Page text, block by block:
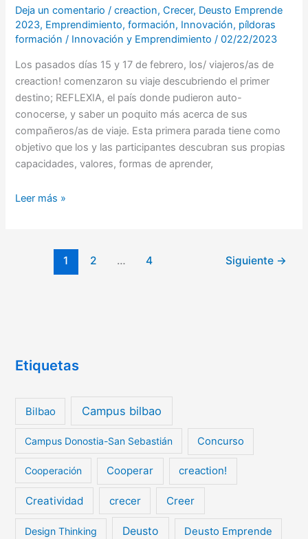
Deja un comentario /creaction,Crecer, Deusto Emprende
2023, Emprendimiento,formación, Innovación, píldoras
formación / Innovación y Emprendimiento/02/22/2023
Los pasados días 15 y 17 de febrero, los/ viajeros/as de
creaction! comenzaron su viaje descubriendo el primer
destino; REFLEXIA, el país donde pudieron auto-
conocerse, y saber un poquito más acerca de sus
compañeros/as de viaje. Esta primera parada tiene como
objetivo que los y las participantes descubran sus propias
capacidades, valores, formas de aprender,
Leer más »
1 2 … 4 Siguiente →
Etiquetas
Bilbao Campus bilbao
Campus Donostia-San Sebastián Concurso
Cooperación Cooperar creaction!
Creatividad crecer Creer
Design Thinking Deusto Deusto Emprende